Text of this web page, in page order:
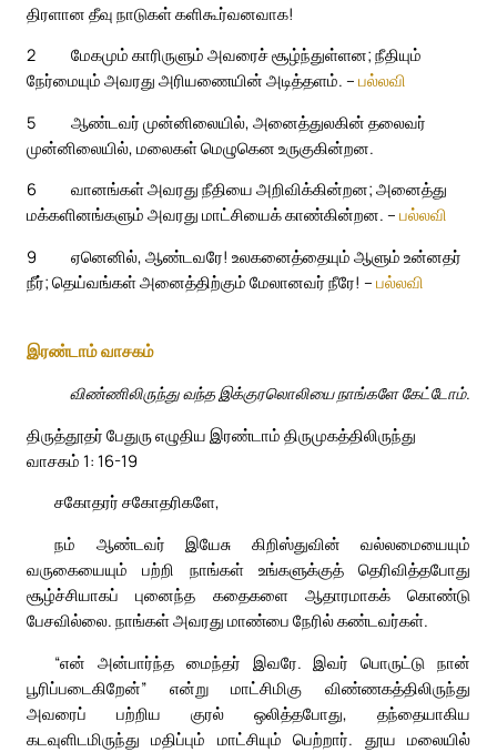
திரளான தீவு நாடுகள் களிகூர்வனவாக!
2
மேகமும் காரிருளும் அவரைச் சூழ்ந்துள்ளன; நீதியும்
நேர்மையும் அவரது அரியணையின் அடித்தளம். – பல்லவி
5
ஆண்டவர் முன்னிலையில், அனைத்துலகின் தலைவர்
முன்னிலையில், மலைகள் மெழுகென உருகுகின்றன.
6
வானங்கள் அவரது நீதியை அறிவிக்கின்றன; அனைத்து
மக்களினங்களும் அவரது மாட்சியைக் காண்கின்றன. – பல்லவி
9
ஏனெனில், ஆண்டவரே! உலகனைத்தையும் ஆளும் உன்னதர்
நீர்; தெய்வங்கள் அனைத்திற்கும் மேலானவர் நீரே! – பல்லவி
இரண்டாம் வாசகம்
விண்ணிலிருந்து வந்த இக்குரலொலியை நாங்களே கேட்டோம்.
திருத்தூதர் பேதுரு எழுதிய இரண்டாம் திருமுகத்திலிருந்து
வாசகம் 1: 16-19
சகோதரர் சகோதரிகளே,
நம் ஆண்டவர் இயேசு கிறிஸ்துவின் வல்லமையையும்
வருகையையும் பற்றி நாங்கள் உங்களுக்குத் தெரிவித்தபோது
சூழ்ச்சியாகப் புனைந்த கதைகளை ஆதாரமாகக் கொண்டு
பேசவில்லை. நாங்கள் அவரது மாண்பை நேரில் கண்டவர்கள்.
“என் அன்பார்ந்த மைந்தர் இவரே. இவர் பொருட்டு நான்
பூரிப்படைகிறேன்” என்று மாட்சிமிகு விண்ணகத்திலிருந்து
அவரைப் பற்றிய குரல் ஒலித்தபோது, தந்தையாகிய
கடவுளிடமிருந்து மதிப்பும் மாட்சியும் பெற்றார். தூய மலையில்